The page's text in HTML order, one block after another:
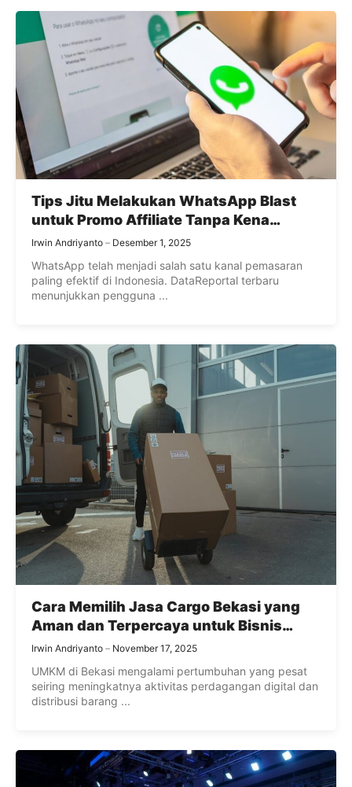
Tips Jitu Melakukan WhatsApp Blast
untuk Promo Affiliate Tanpa Kena
Banned
Irwin Andriyanto Desember 1, 2025
WhatsApp telah menjadi salah satu kanal pemasaran
paling efektif di Indonesia. DataReportal terbaru
menunjukkan pengguna ...
Cara Memilih Jasa Cargo Bekasi yang
Aman dan Terpercaya untuk Bisnis
UMKM
Irwin Andriyanto November 17, 2025
UMKM di Bekasi mengalami pertumbuhan yang pesat
seiring meningkatnya aktivitas perdagangan digital dan
distribusi barang ...